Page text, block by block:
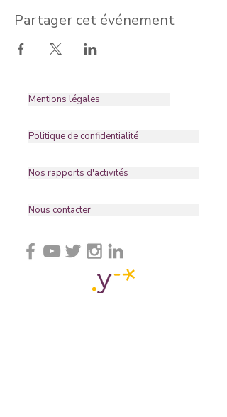
Partager cet événement
Mentions légales
Politique de confidentialité
Nos rapports d'activités
Nous contacter